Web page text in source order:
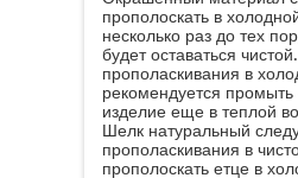
прополоскать в
несколько раз до тех
будет оставаться
прополаскивания в
рекомендуется
изделие еще в теплой
Шелк натуральный
прополаскивания в
прополоскать етце в